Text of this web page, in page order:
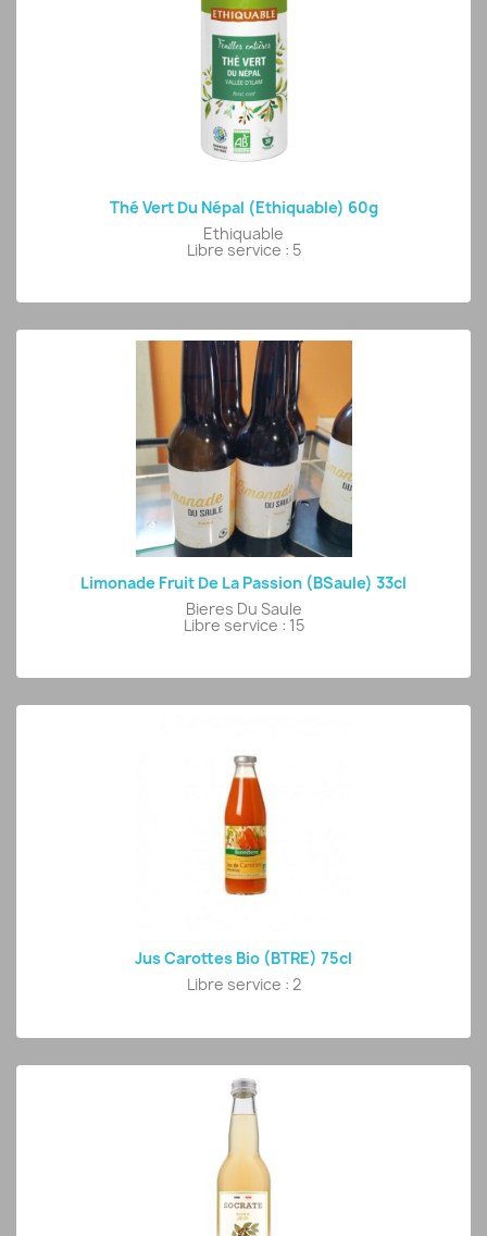
Thé Vert Du Népal (Ethiquable) 60g
Ethiquable
Libre service : 5
Limonade Fruit De La Passion (BSaule) 33cl
Bieres Du Saule
Libre service : 15
Jus Carottes Bio (BTRE) 75cl
Libre service : 2